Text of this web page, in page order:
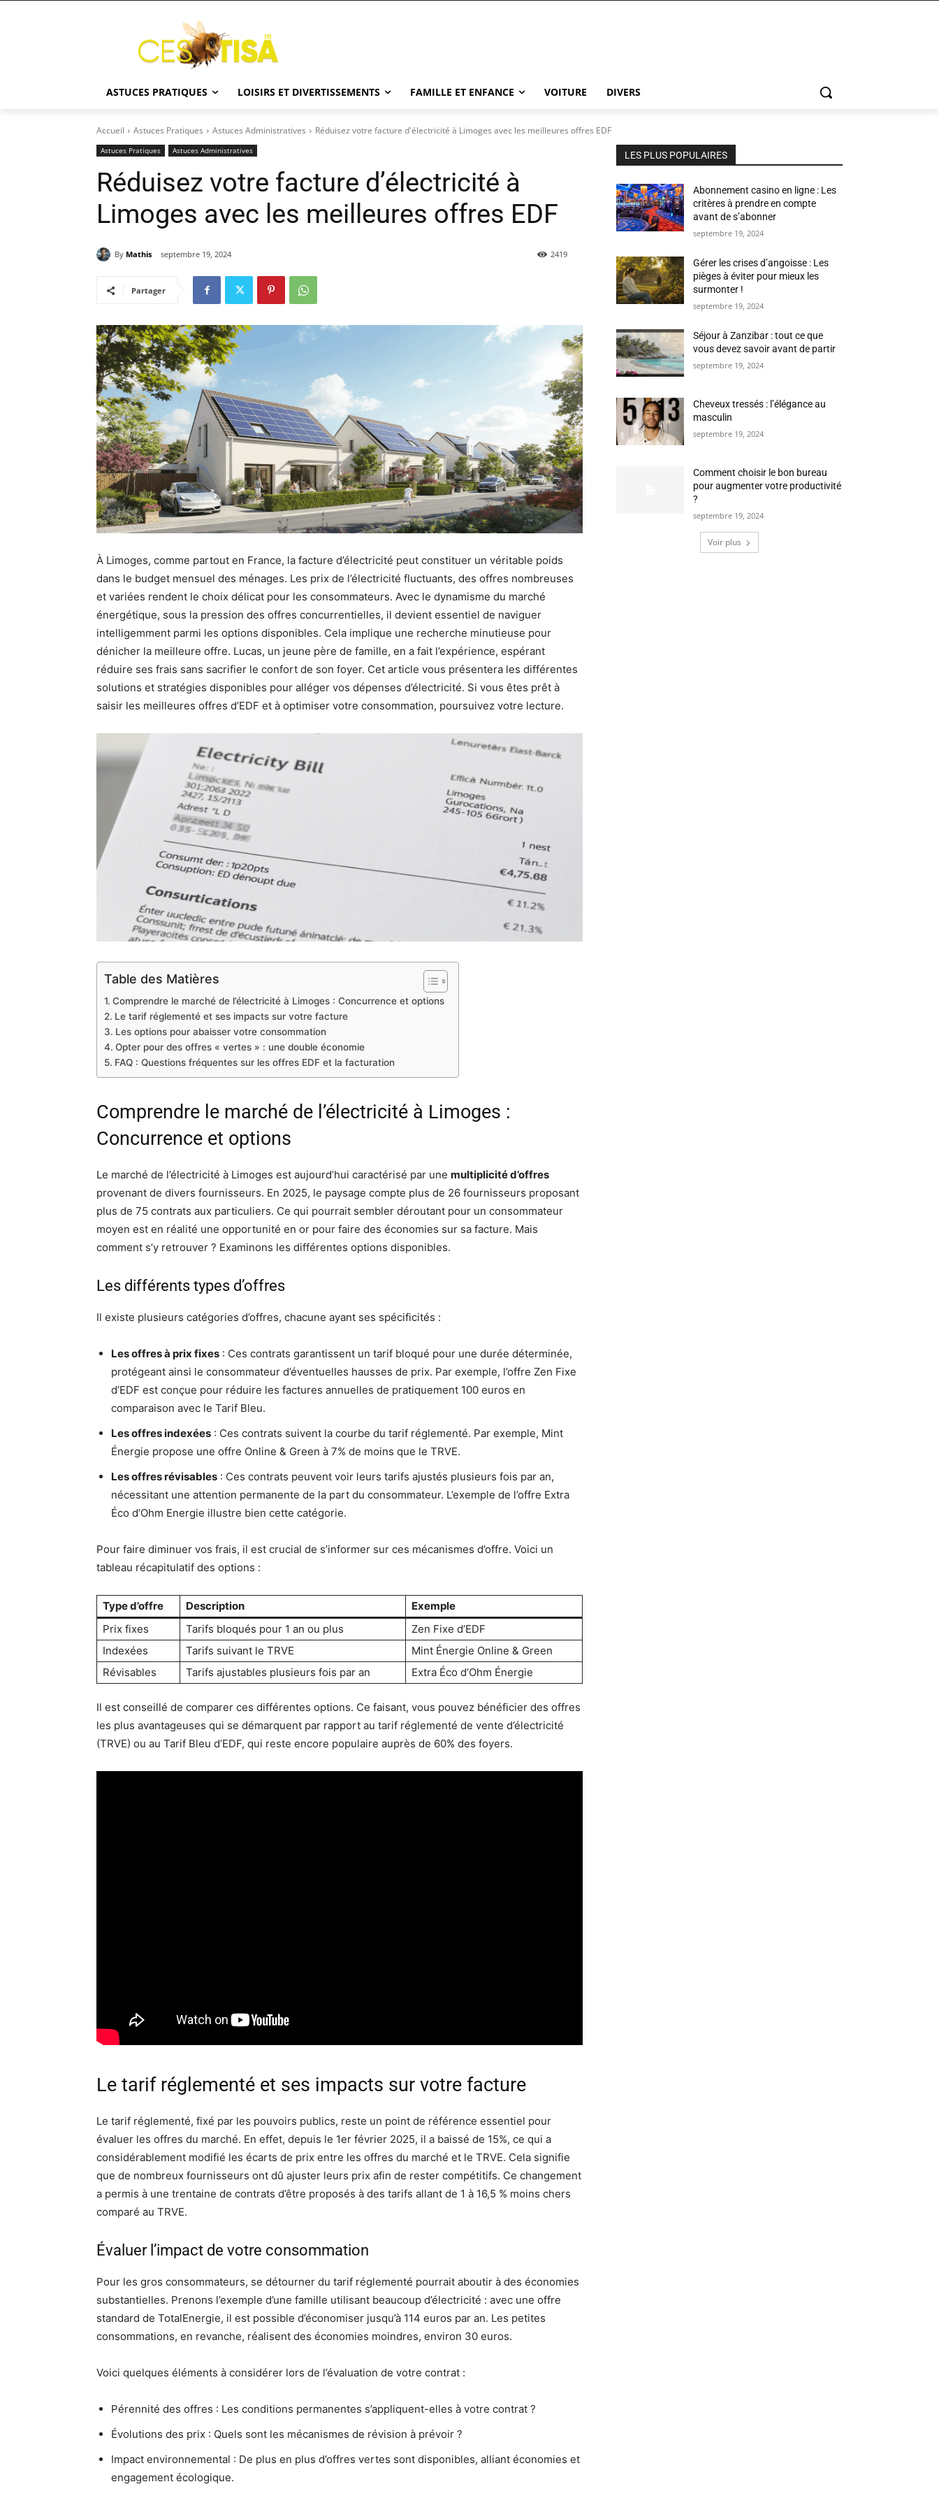
ASTUCES PRATIQUES LOISIRS ET DIVERTISSEMENTS FAMILLE ET ENFANCE VOITURE DIVERS
Accueil Astuces Pratiques Astuces Administratives Réduisez votre facture d'électricité à Limoges avec les meilleures offres EDF
Astuces Pratiques Astuces Administratives
Réduisez votre facture d’électricité à
Limoges avec les meilleures offres EDF
By Mathis septembre 19, 2024 2419
Partager
À Limoges, comme partout en France, la facture d’électricité peut constituer un véritable poids
dans le budget mensuel des ménages. Les prix de l’électricité fluctuants, des offres nombreuses
et variées rendent le choix délicat pour les consommateurs. Avec le dynamisme du marché
énergétique, sous la pression des offres concurrentielles, il devient essentiel de naviguer
intelligemment parmi les options disponibles. Cela implique une recherche minutieuse pour
dénicher la meilleure offre. Lucas, un jeune père de famille, en a fait l’expérience, espérant
réduire ses frais sans sacrifier le confort de son foyer. Cet article vous présentera les différentes
solutions et stratégies disponibles pour alléger vos dépenses d’électricité. Si vous êtes prêt à
saisir les meilleures offres d’EDF et à optimiser votre consommation, poursuivez votre lecture.
Table des Matières
Comprendre le marché de l’électricité à Limoges : Concurrence et options
Le tarif réglementé et ses impacts sur votre facture
Les options pour abaisser votre consommation
Opter pour des offres « vertes » : une double économie
FAQ : Questions fréquentes sur les offres EDF et la facturation
Comprendre le marché de l’électricité à Limoges :
Concurrence et options
Le marché de l’électricité à Limoges est aujourd’hui caractérisé par une multiplicité d’offres
provenant de divers fournisseurs. En 2025, le paysage compte plus de 26 fournisseurs proposant
plus de 75 contrats aux particuliers. Ce qui pourrait sembler déroutant pour un consommateur
moyen est en réalité une opportunité en or pour faire des économies sur sa facture. Mais
comment s’y retrouver ? Examinons les différentes options disponibles.
Les différents types d’offres
Il existe plusieurs catégories d’offres, chacune ayant ses spécificités :
Les offres à prix fixes : Ces contrats garantissent un tarif bloqué pour une durée déterminée,
protégeant ainsi le consommateur d’éventuelles hausses de prix. Par exemple, l’offre Zen Fixe
d’EDF est conçue pour réduire les factures annuelles de pratiquement 100 euros en
comparaison avec le Tarif Bleu.
Les offres indexées : Ces contrats suivent la courbe du tarif réglementé. Par exemple, Mint
Énergie propose une offre Online & Green à 7% de moins que le TRVE.
Les offres révisables : Ces contrats peuvent voir leurs tarifs ajustés plusieurs fois par an,
nécessitant une attention permanente de la part du consommateur. L’exemple de l’offre Extra
Éco d’Ohm Energie illustre bien cette catégorie.
Pour faire diminuer vos frais, il est crucial de s’informer sur ces mécanismes d’offre. Voici un
tableau récapitulatif des options :
Type d’offre Description
Exemple
Prix fixes
Tarifs bloqués pour 1 an ou plus
Zen Fixe d’EDF
Indexées
Tarifs suivant le TRVE
Mint Énergie Online & Green
Révisables
Tarifs ajustables plusieurs fois par an Extra Éco d’Ohm Énergie
Il est conseillé de comparer ces différentes options. Ce faisant, vous pouvez bénéficier des offres
les plus avantageuses qui se démarquent par rapport au tarif réglementé de vente d’électricité
(TRVE) ou au Tarif Bleu d’EDF, qui reste encore populaire auprès de 60% des foyers.
Le tarif réglementé et ses impacts sur votre facture
Le tarif réglementé, fixé par les pouvoirs publics, reste un point de référence essentiel pour
évaluer les offres du marché. En effet, depuis le 1er février 2025, il a baissé de 15%, ce qui a
considérablement modifié les écarts de prix entre les offres du marché et le TRVE. Cela signifie
que de nombreux fournisseurs ont dû ajuster leurs prix afin de rester compétitifs. Ce changement
a permis à une trentaine de contrats d’être proposés à des tarifs allant de 1 à 16,5 % moins chers
comparé au TRVE.
Évaluer l’impact de votre consommation
Pour les gros consommateurs, se détourner du tarif réglementé pourrait aboutir à des économies
substantielles. Prenons l’exemple d’une famille utilisant beaucoup d’électricité : avec une offre
standard de TotalEnergie, il est possible d’économiser jusqu’à 114 euros par an. Les petites
consommations, en revanche, réalisent des économies moindres, environ 30 euros.
Voici quelques éléments à considérer lors de l’évaluation de votre contrat :
Pérennité des offres : Les conditions permanentes s’appliquent-elles à votre contrat ?
Évolutions des prix : Quels sont les mécanismes de révision à prévoir ?
Impact environnemental : De plus en plus d’offres vertes sont disponibles, alliant économies et
engagement écologique.
LES PLUS POPULAIRES
Abonnement casino en ligne : Les
critères à prendre en compte
avant de s’abonner
septembre 19, 2024
Gérer les crises d’angoisse : Les
pièges à éviter pour mieux les
surmonter !
septembre 19, 2024
Séjour à Zanzibar : tout ce que
vous devez savoir avant de partir
septembre 19, 2024
Cheveux tressés : l’élégance au
masculin
septembre 19, 2024
Comment choisir le bon bureau
pour augmenter votre productivité
?
septembre 19, 2024
Voir plus